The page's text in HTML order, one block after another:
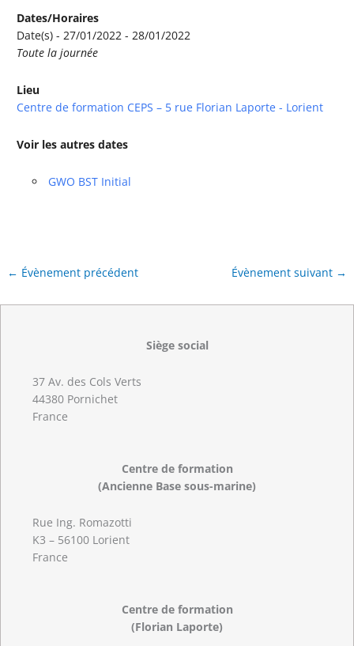
Dates/Horaires
Date(s) - 27/01/2022 - 28/01/2022
Toute la journée
Lieu
Centre de formation CEPS – 5 rue Florian Laporte - Lorient
Voir les autres dates
GWO BST Initial
← Évènement précédent Évènement suivant →
Siège social
37 Av. des Cols Verts
44380 Pornichet
France
Centre de formation
(Ancienne Base sous-marine)
Rue Ing. Romazotti
K3 – 56100 Lorient
France
Centre de formation
(Florian Laporte)